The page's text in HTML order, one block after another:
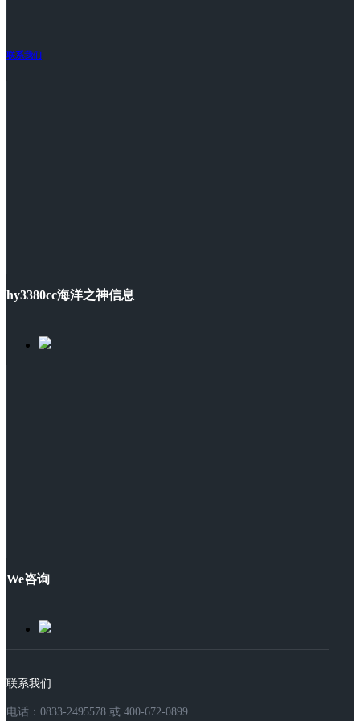
联系我们
hy3380cc海洋之神信息
We咨询
联系我们
电话：0833-2495578 或 400-672-0899